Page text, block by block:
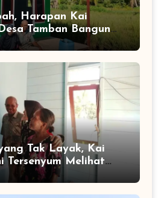
Harapan Kai
Tamban Bangun
Tak Layak, Kai
Tersenyum Melihat
Berubah